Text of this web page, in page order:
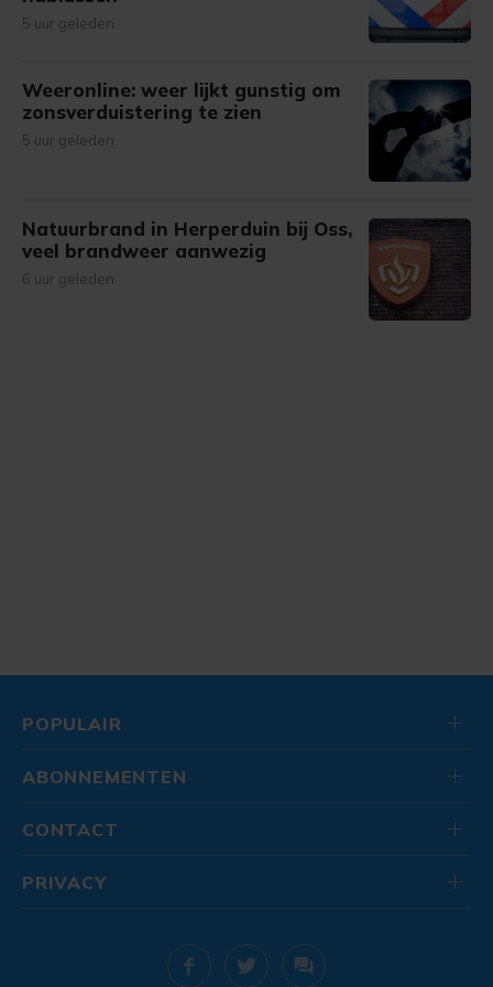
5 uur geleden
Weeronline: weer lijkt gunstig om
zonsverduistering te zien
5 uur geleden
Natuurbrand in Herperduin bij Oss,
veel brandweer aanwezig
6 uur geleden
POPULAIR
ABONNEMENTEN
CONTACT
PRIVACY